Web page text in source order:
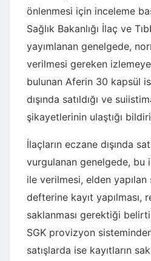
önlenmesi için inceleme
Sağlık Bakanlığı İlaç ve
yayımlanan genelgede,
verilmesi gereken
bulunan Aferin 30 kapsül
dışında satıldığı ve
şikayetlerinin ulaştığı
İlaçların eczane dışında
vurgulanan genelgede, bu
ile verilmesi, elden yapılan
defterine kayıt yapılması,
saklanması gerektiği
SGK provizyon
satışlarda ise kayıtların